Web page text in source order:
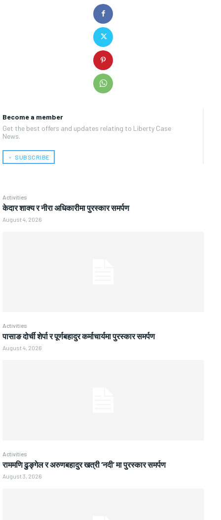
Become a member
Get the best offers and updates relating to Liberty Case
News.
﹢ SUBSCRIBE
Activities
केदार शाक्य र नीरा अधिकारीमा पुरस्कार समर्पण
August 4, 2026
Activities
पासाङ दोर्ची शेर्पा र पूर्णबहादुर कर्माचार्यमा पुरस्कार समर्पण
August 4, 2026
Activities
राममणि ढुङ्गेल र अरुणबहादुर खत्री ‘नदी’ मा पुरस्कार समर्पण
August 3, 2026